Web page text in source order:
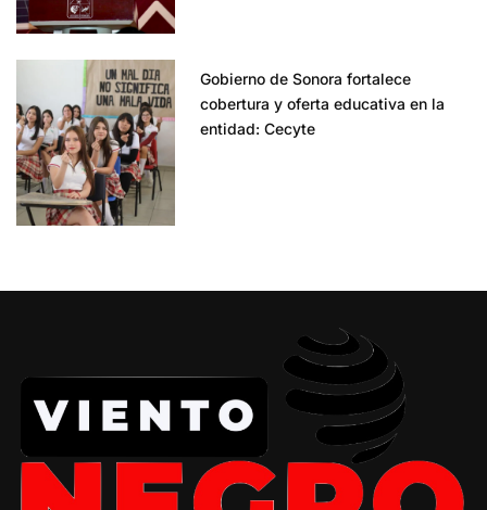
Gobierno de Sonora fortalece
cobertura y oferta educativa en la
entidad: Cecyte